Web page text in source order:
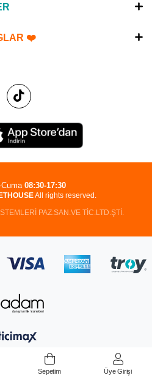
❤️
All rights reserved.
PAZ.SAN.VE TİC.LTD.ŞTİ.
08:30-17:30
Sepetim Üye Girişi